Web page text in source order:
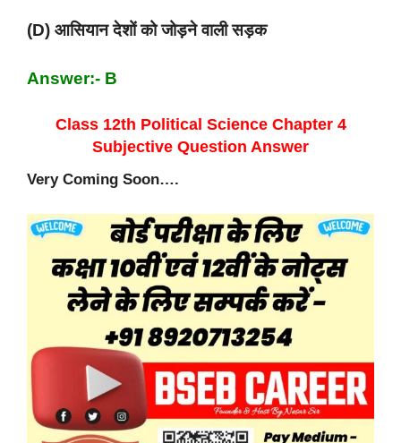
(D) आसियान देशों को जोड़ने वाली सड़क
Answer:- B
Class 12th Political Science Chapter 4
Subjective Question Answer
Very Coming Soon….